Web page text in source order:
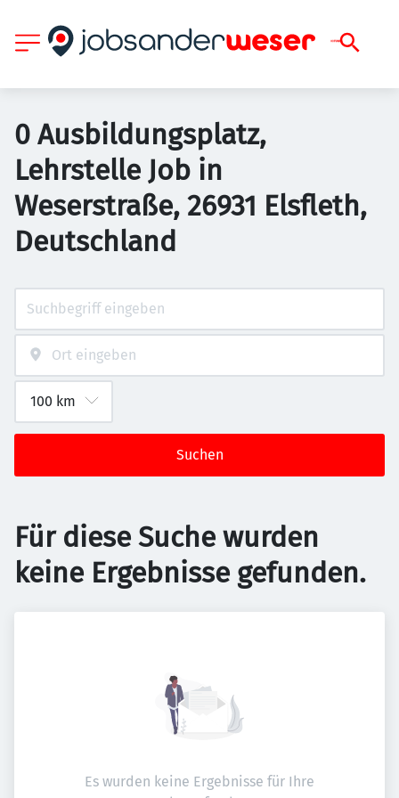
0 Ausbildungsplatz,
Lehrstelle Job in
Weserstraße, 26931 Elsfleth,
Deutschland
Suchen
Für diese Suche wurden
keine Ergebnisse gefunden.
Es wurden keine Ergebnisse für Ihre